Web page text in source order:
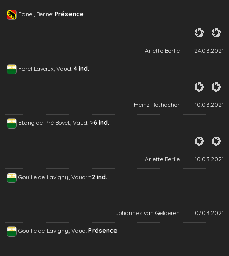
Fanel, Berne: Présence
Arlette Berlie 24.03.2021
Forel Lavaux, Vaud: 4 ind.
Heinz Rothacher 10.03.2021
Etang de Pré Bovet, Vaud: >6 ind.
Arlette Berlie 10.03.2021
Gouille de Lavigny, Vaud: ~2 ind.
Johannes van Gelderen 07.03.2021
Gouille de Lavigny, Vaud: Présence